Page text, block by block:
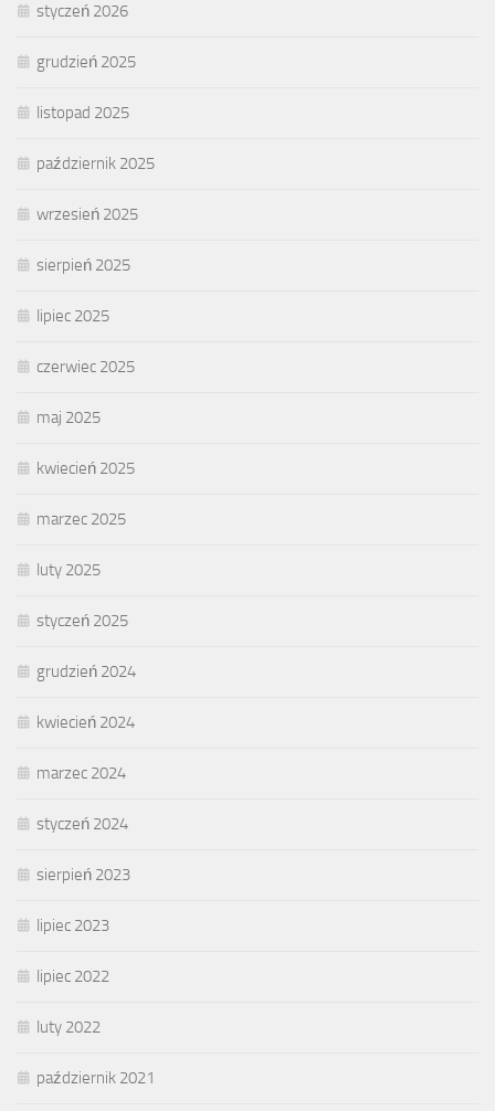
styczeń 2026
grudzień 2025
listopad 2025
październik 2025
wrzesień 2025
sierpień 2025
lipiec 2025
czerwiec 2025
maj 2025
kwiecień 2025
marzec 2025
luty 2025
styczeń 2025
grudzień 2024
kwiecień 2024
marzec 2024
styczeń 2024
sierpień 2023
lipiec 2023
lipiec 2022
luty 2022
październik 2021